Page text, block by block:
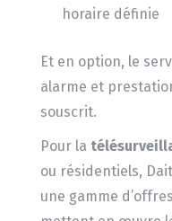
horaire définie
Et en option, le
alarme et
souscrit.
Pour la
ou résidentiels,
une gamme